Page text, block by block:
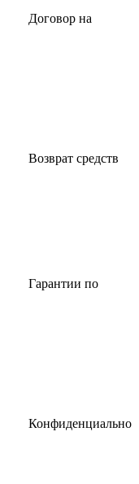
Договор на
Возврат средств
Гарантии по
Конфиденциально